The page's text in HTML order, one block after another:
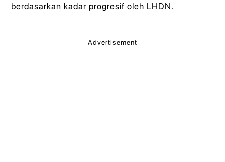
berdasarkan kadar progresif oleh LHDN.
Advertisement